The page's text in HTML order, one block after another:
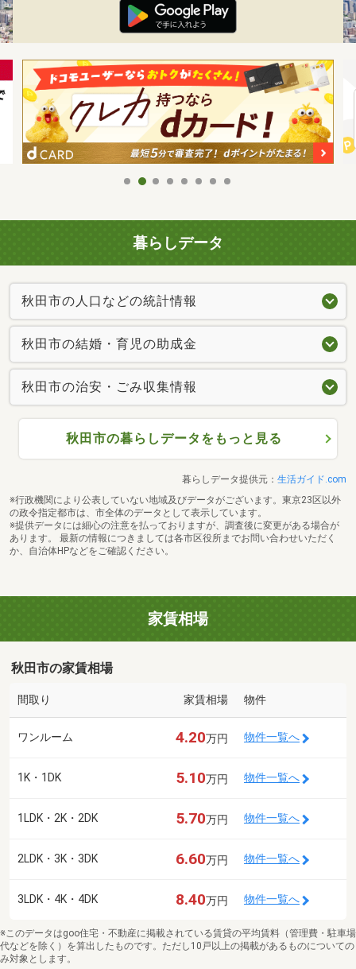
暮らしデータ
秋田市の人口などの統計情報
秋田市の結婚・育児の助成金
秋田市の治安・ごみ収集情報
秋田市の暮らしデータをもっと見る
暮らしデータ提供元： 生活ガイド.com
※行政機関により公表していない地域及びデータがございます。東京23区以外
の政令指定都市は、市全体のデータとして表示しています。
※提供データには細心の注意を払っておりますが、調査後に変更がある場合が
あります。 最新の情報につきましては各市区役所までお問い合わせいただく
か、自治体HPなどをご確認ください。
家賃相場
秋田市の家賃相場
間取り 家賃相場 物件
ワンルーム 4.20万円 物件一覧へ
1K・1DK 5.10万円 物件一覧へ
1LDK・2K・2DK 5.70万円 物件一覧へ
2LDK・3K・3DK 6.60万円 物件一覧へ
3LDK・4K・4DK 8.40万円 物件一覧へ
※このデータはgoo住宅・不動産に掲載されている賃貸の平均賃料（管理費・駐車場
代などを除く）を算出したものです。ただし10戸以上の掲載があるものについての
み対象とします。